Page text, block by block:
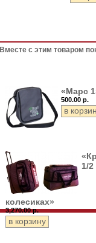
Вместе с этим товаром
«Марс
500.00 р.
1/2
колесиках»
3,270.00 р.